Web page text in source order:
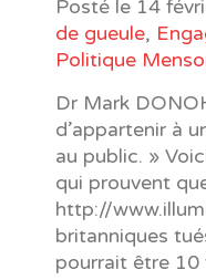
Posté le 14
de gueule,
Politique
Dr Mark
d’appartenir à
au public. »
qui prouvent
http://
britanniques
pourrait être